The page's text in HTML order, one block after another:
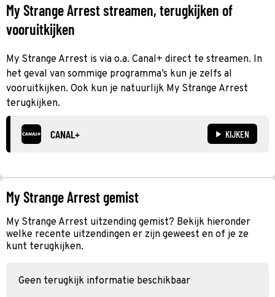
My Strange Arrest streamen, terugkijken of
vooruitkijken
My Strange Arrest is via o.a. Canal+ direct te streamen. In
het geval van sommige programma’s kun je zelfs al
vooruitkijken. Ook kun je natuurlijk My Strange Arrest
terugkijken.
CANAL+ KIJKEN
My Strange Arrest gemist
My Strange Arrest uitzending gemist? Bekijk hieronder
welke recente uitzendingen er zijn geweest en of je ze
kunt terugkijken.
Geen terugkijk informatie beschikbaar